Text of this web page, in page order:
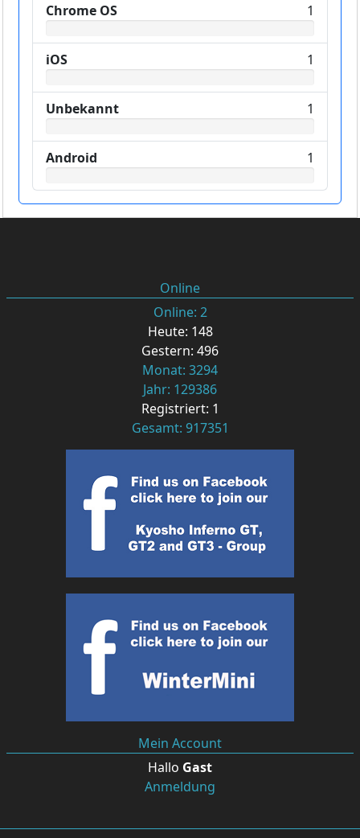
Chrome OS 1
iOS 1
Unbekannt 1
Android 1
Online
Online: 2
Heute: 148
Gestern: 496
Monat: 3294
Jahr: 129386
Registriert: 1
Gesamt: 917351
Mein Account
Hallo Gast
Anmeldung